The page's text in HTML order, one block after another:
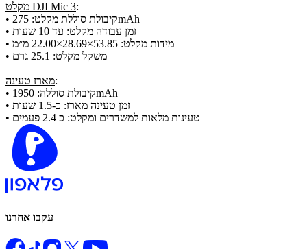
מקלט DJI Mic 3:
• קיבולת סוללת מקלט: 275mAh
• זמן עבודה מקלט: עד 10 שעות
• מידות מקלט: 53.85×28.69×22.00 מ״מ
• משקל מקלט: 25.1 גרם
מארז טעינה:
• קיבולת סוללה: 1950mAh
• זמן טעינה מארז: כ-1.5 שעות
• טעינות מלאות למשדרים ומקלט: כ 2.4 פעמים
עקבו אחרנו